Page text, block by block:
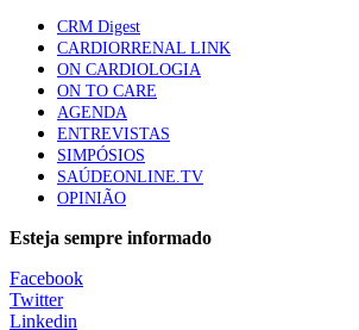
87 visualizações
Trodelvy aprovado para primeira
mama triplo negativo metastático
elegíveis para inibidores PD-(L)1
61 visualizações
MAIS NOTÍCIAS
Quase 11.900 jovens recorreram aos
CRM Digest
CARDIORRENAL LINK
ON CARDIOLOGIA
ON TO CARE
AGENDA
ENTREVISTAS
SIMPÓSIOS
SAÚDEONLINE.TV
OPINIÃO
Esteja sempre informado
Facebook
Twitter
Linkedin